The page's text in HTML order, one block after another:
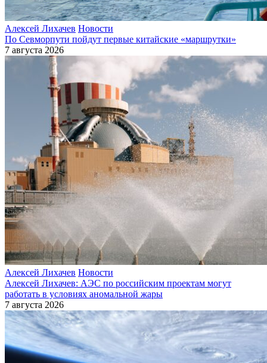
Алексей Лихачев Новости
По Севморпути пойдут первые китайские «маршрутки»
7 августа 2026
Алексей Лихачев Новости
Алексей Лихачев: АЭС по российским проектам могут
работать в условиях аномальной жары
7 августа 2026